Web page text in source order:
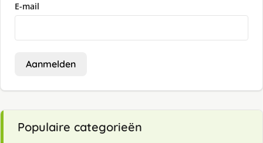
E-mail
Aanmelden
Populaire categorieën